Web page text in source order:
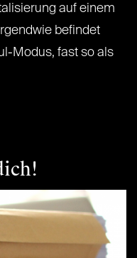
auf einem
befindet
Modus, fast so als